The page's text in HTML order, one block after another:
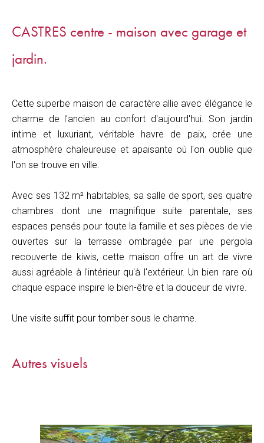
CASTRES centre - maison avec garage et
jardin.
Cette superbe maison de caractère allie avec élégance le
charme de l'ancien au confort d'aujourd'hui. Son jardin
intime et luxuriant, véritable havre de paix, crée une
atmosphère chaleureuse et apaisante où l'on oublie que
l'on se trouve en ville.
Avec ses 132 m² habitables, sa salle de sport, ses quatre
chambres dont une magnifique suite parentale, ses
espaces pensés pour toute la famille et ses pièces de vie
ouvertes sur la terrasse ombragée par une pergola
recouverte de kiwis, cette maison offre un art de vivre
aussi agréable à l'intérieur qu'à l'extérieur. Un bien rare où
chaque espace inspire le bien-être et la douceur de vivre.
Une visite suffit pour tomber sous le charme.
Autres visuels